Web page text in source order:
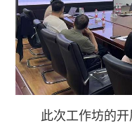
此次工作坊的